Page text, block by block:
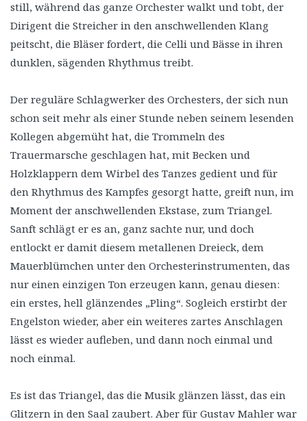
still, während das ganze Orchester walkt und tobt, der
Dirigent die Streicher in den anschwellenden Klang
peitscht, die Bläser fordert, die Celli und Bässe in ihren
dunklen, sägenden Rhythmus treibt.
Der reguläre Schlagwerker des Orchesters, der sich nun
schon seit mehr als einer Stunde neben seinem lesenden
Kollegen abgemüht hat, die Trommeln des
Trauermarsche geschlagen hat, mit Becken und
Holzklappern dem Wirbel des Tanzes gedient und für
den Rhythmus des Kampfes gesorgt hatte, greift nun, im
Moment der anschwellenden Ekstase, zum Triangel.
Sanft schlägt er es an, ganz sachte nur, und doch
entlockt er damit diesem metallenen Dreieck, dem
Mauerblümchen unter den Orchesterinstrumenten, das
nur einen einzigen Ton erzeugen kann, genau diesen:
ein erstes, hell glänzendes „Pling“. Sogleich erstirbt der
Engelston wieder, aber ein weiteres zartes Anschlagen
lässt es wieder aufleben, und dann noch einmal und
noch einmal.
Es ist das Triangel, das die Musik glänzen lässt, das ein
Glitzern in den Saal zaubert. Aber für Gustav Mahler war